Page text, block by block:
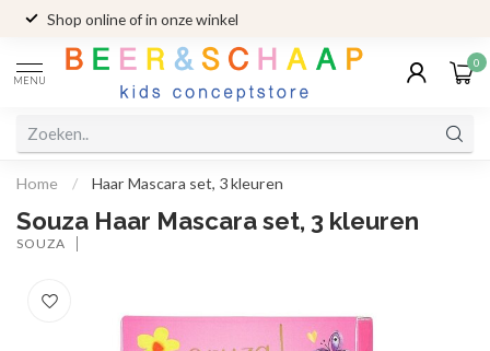
Shop online of in onze winkel
MENU
0
Home / Haar Mascara set, 3 kleuren
Souza Haar Mascara set, 3 kleuren
SOUZA